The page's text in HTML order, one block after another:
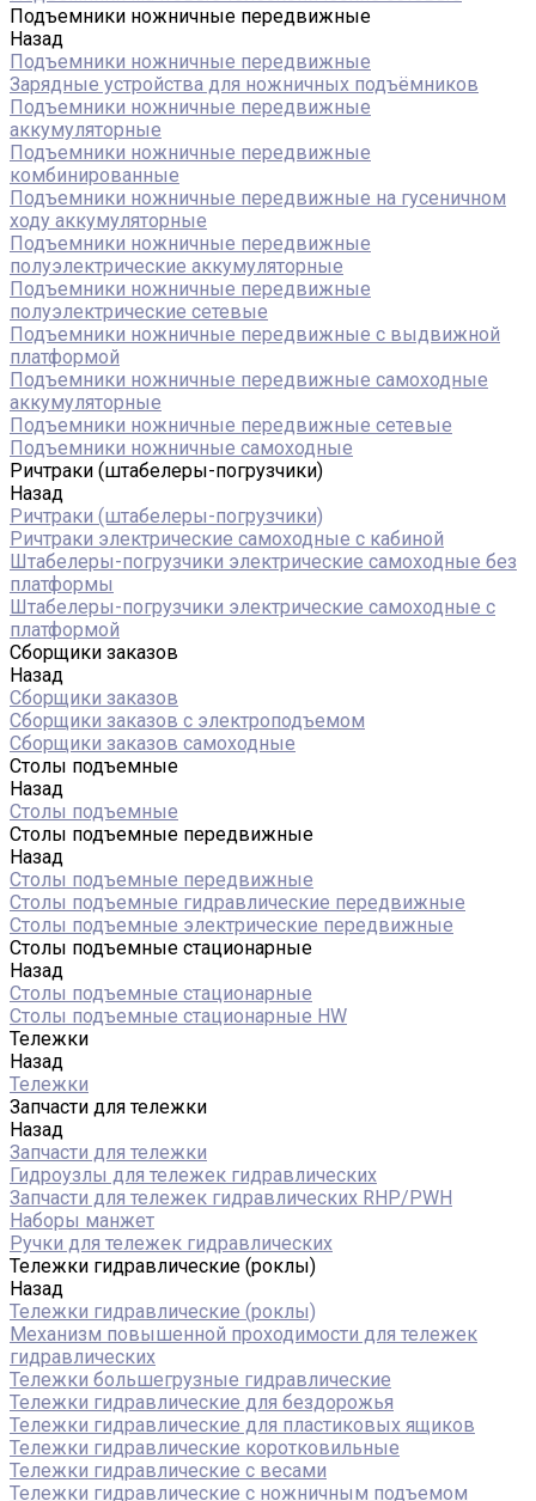
Подъемники ножничные передвижные
Назад
Подъемники ножничные передвижные
Зарядные устройства для ножничных подъёмников
Подъемники ножничные передвижные
аккумуляторные
Подъемники ножничные передвижные
комбинированные
Подъемники ножничные передвижные на гусеничном
ходу аккумуляторные
Подъемники ножничные передвижные
полуэлектрические аккумуляторные
Подъемники ножничные передвижные
полуэлектрические сетевые
Подъемники ножничные передвижные с выдвижной
платформой
Подъемники ножничные передвижные самоходные
аккумуляторные
Подъемники ножничные передвижные сетевые
Подъемники ножничные самоходные
Ричтраки (штабелеры-погрузчики)
Назад
Ричтраки (штабелеры-погрузчики)
Ричтраки электрические самоходные с кабиной
Штабелеры-погрузчики электрические самоходные без
платформы
Штабелеры-погрузчики электрические самоходные с
платформой
Сборщики заказов
Назад
Сборщики заказов
Сборщики заказов с электроподъемом
Сборщики заказов самоходные
Столы подъемные
Назад
Столы подъемные
Столы подъемные передвижные
Назад
Столы подъемные передвижные
Столы подъемные гидравлические передвижные
Столы подъемные электрические передвижные
Столы подъемные стационарные
Назад
Столы подъемные стационарные
Столы подъемные стационарные HW
Тележки
Назад
Тележки
Запчасти для тележки
Назад
Запчасти для тележки
Гидроузлы для тележек гидравлических
Запчасти для тележек гидравлических RHP/PWH
Наборы манжет
Ручки для тележек гидравлических
Тележки гидравлические (роклы)
Назад
Тележки гидравлические (роклы)
Механизм повышенной проходимости для тележек
гидравлических
Тележки большегрузные гидравлические
Тележки гидравлические для бездорожья
Тележки гидравлические для пластиковых ящиков
Тележки гидравлические коротковильные
Тележки гидравлические с весами
Тележки гидравлические с ножничным подъемом